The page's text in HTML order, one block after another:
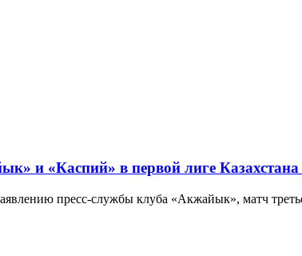
и «Каспий» в первой лиге Казахстана
пресс-службы клуба «Акжайык», матч